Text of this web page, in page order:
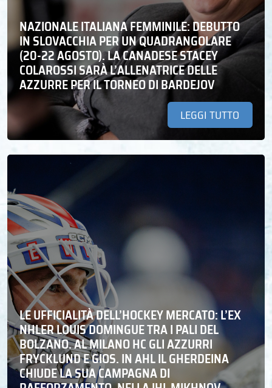
NAZIONALE ITALIANA FEMMINILE: DEBUTTO
IN SLOVACCHIA PER UN QUADRANGOLARE
(20-22 AGOSTO). LA CANADESE STACEY
COLAROSSI SARÀ L’ALLENATRICE DELLE
AZZURRE PER IL TORNEO DI BARDEJOV
LEGGI TUTTO
LE UFFICIALITÀ DELL’HOCKEY MERCATO: L’EX
NHLER LOUIS DOMINGUE TRA I PALI DEL
BOLZANO. AL MILANO HC GLI AZZURRI
FRYCKLUND E GIOS. IN AHL IL GHERDEINA
CHIUDE LA SUA CAMPAGNA DI